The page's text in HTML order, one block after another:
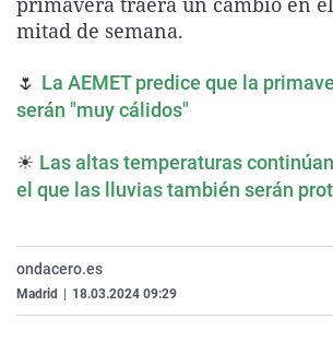
mitad de semana.
🌷 La AEMET predice que la
serán "muy cálidos"
☀ Las altas temperaturas
el que las lluvias también serán
ondacero.es
Madrid 18.03.2024 09:29